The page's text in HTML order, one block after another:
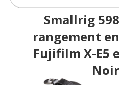
Smallrig
rangement
Fujifilm X-E5
Noir